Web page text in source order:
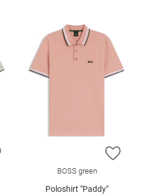
ZUR WUNSCHLISTE HINZUFÜGEN
ZUR
BOSS green
Poloshirt "Paddy"